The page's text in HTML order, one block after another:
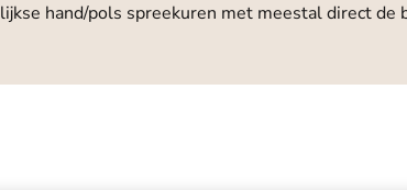
hand/pols spreekuren met meestal direct de